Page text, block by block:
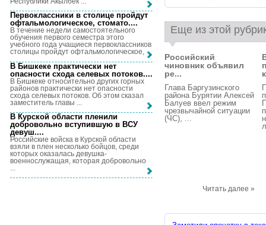
Еще из этой
Российский
чиновник объявил
ре...
Глава Баргузинского
района Бурятии Алексей
Балуев ввел режим
чрезвычайной ситуации
(ЧС), ...
Читать далее »
Первоклассники в столице пройдут
офтальмологическое, стомато....
В течение недели самостоятельного
обучения первого семестра этого
учебного года учащиеся первоклассников
столицы пройдут офтальмологическое, ...
В Бишкеке практически нет
опасности схода селевых потоков....
В Бишкеке относительно других горных
районов практически нет опасности
схода селевых потоков. Об этом сказал
заместитель главы ...
В Курской области пленили
добровольно вступившую в ВСУ
девуш....
Российские войска в Курской области
взяли в плен несколько бойцов, среди
которых оказалась девушка-
военнослужащая, которая добровольно
...